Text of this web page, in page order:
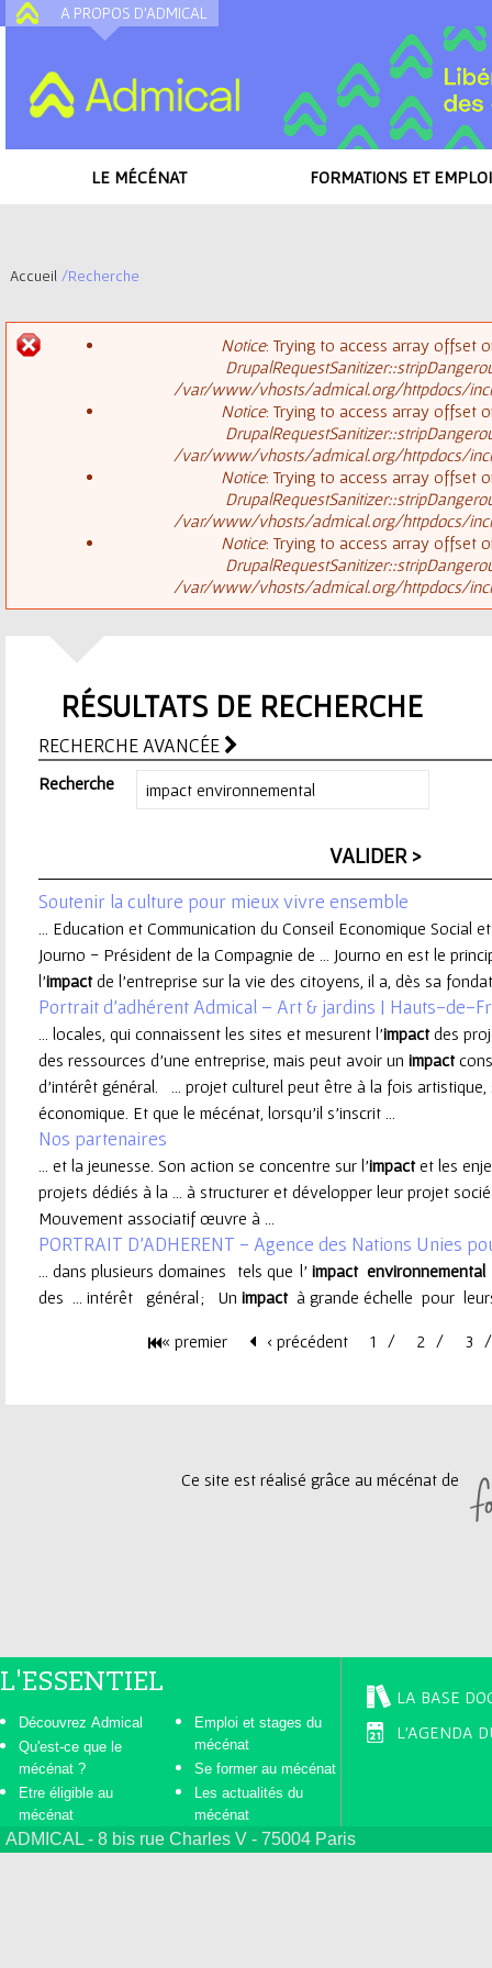
A PROPOS D'ADMICAL
LE MÉCÉNAT FORMATIONS ET
Accueil /Recherche
e
d
r
r
e
u
r
Notice: Trying to access array offset
/var/www/vhosts/admical.org/httpdocs/
Notice: Trying to access array offset
/var/www/vhosts/admical.org/httpdocs/
Notice: Trying to access array offset
/var/www/vhosts/admical.org/httpdocs/
Notice: Trying to access array offset
/var/www/vhosts/admical.org/httpdocs/
RÉSULTATS DE RECHERCHE
RECHERCHE AVANCÉE
Recherche
Soutenir la culture pour mieux vivre ensemble
... Education et Communication du Conseil Economique Social
Journo - Président de la Compagnie de ... Journo en est le
l’impactde l’entreprise sur la vie des citoyens, il a, dès sa
Portrait d’adhérent Admical – Art & jardins | Hauts-de-
... locales, qui connaissent les sites et mesurent l’impactdes
des ressources d’une entreprise, mais peut avoir un impact
d’intérêt général. ... projet culturel peut être à la fois
économique. Et que le mécénat, lorsqu’il s’inscrit ...
Nos partenaires
... et la jeunesse. Son action se concentre sur l’impactet les
projets dédiés à la ... à structurer et développer leur projet
Mouvement associatif œuvre à ...
PORTRAIT D'ADHERENT - Agence des Nations Unies
... dans plusieurs domaines tels que l’ impact environnemental
des ... intérêt général ; Un impactà grande échelle pour
« premier ‹ précédent 1 2 3
Ce site est réalisé grâce au mécénat de
L'ESSENTIEL
Découvrez Admical
Qu'est-ce que le
mécénat ?
Etre éligible au
mécénat
Emploi et stages du
mécénat
Se former au mécénat
Les actualités du
mécénat
LA BASE
L'AGENDA
ADMICAL - 8 bis rue Charles V - 75004 Paris